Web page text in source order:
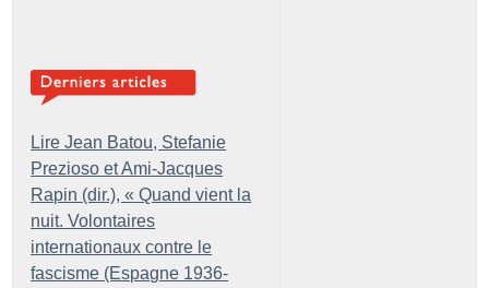
Lire Jean Batou, Stefanie
Prezioso et Ami-Jacques
Rapin (dir.), « Quand vient la
nuit. Volontaires
internationaux contre le
fascisme (Espagne 1936-